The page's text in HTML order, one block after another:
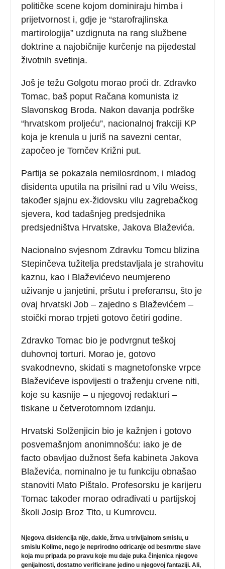
političke scene kojom dominiraju himba i
prijetvornost i, gdje je “starofrajlinska
martirologija” uzdignuta na rang službene
doktrine a najobičnije kurčenje na pijedestal
životnih svetinja.
Još je težu Golgotu morao proći dr. Zdravko
Tomac, baš poput Račana komunista iz
Slavonskog Broda. Nakon davanja podrške
“hrvatskom proljeću”, nacionalnoj frakciji KP
koja je krenula u juriš na savezni centar,
započeo je Tomčev Križni put.
Partija se pokazala nemilosrdnom, i mladog
disidenta uputila na prisilni rad u Vilu Weiss,
također sjajnu ex-židovsku vilu zagrebačkog
sjevera, kod tadašnjeg predsjednika
predsjedništva Hrvatske, Jakova Blaževića.
Nacionalno svjesnom Zdravku Tomcu blizina
Stepinčeva tužitelja predstavljala je strahovitu
kaznu, kao i Blaževićevo neumjereno
uživanje u janjetini, pršutu i preferansu, što je
ovaj hrvatski Job – zajedno s Blaževićem –
stoički morao trpjeti gotovo četiri godine.
Zdravko Tomac bio je podvrgnut teškoj
duhovnoj torturi. Morao je, gotovo
svakodnevno, skidati s magnetofonske vrpce
Blaževićeve ispovijesti o traženju crvene niti,
koje su kasnije – u njegovoj redakturi –
tiskane u četverotomnom izdanju.
Hrvatski Solženjicin bio je kažnjen i gotovo
posvemašnjom anonimnošću: iako je de
facto obavljao dužnost šefa kabineta Jakova
Blaževića, nominalno je tu funkciju obnašao
stanoviti Mato Pištalo. Profesorsku je karijeru
Tomac također morao odrađivati u partijskoj
školi Josip Broz Tito, u Kumrovcu.
Njegova disidencija nije, dakle, žrtva u trivijalnom smislu, u
smislu Kolime, nego je neprirodno odricanje od besmrtne slave
koja mu pripada po pravu koje mu daje puka činjenica njegove
genijalnosti, dostatno verificirane jedino u njegovoj fantaziji. Ali,